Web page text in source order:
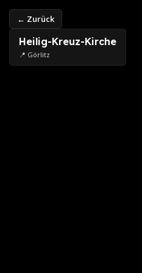
← Zurück
Heilig-Kreuz-Kirche
📍 Görlitz